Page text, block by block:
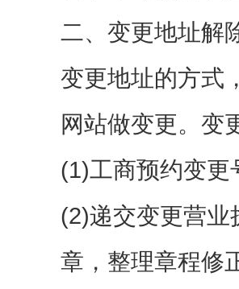
二、变更地址解
变更地址的方式
网站做变更。变
(1)工商预约变更
(2)递交变更营
章，整理章程修